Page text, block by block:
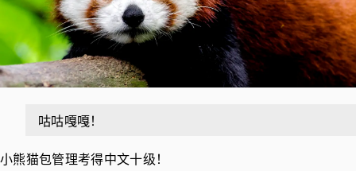
咕咕嘎嘎！
小熊猫包管理考得中文十级！